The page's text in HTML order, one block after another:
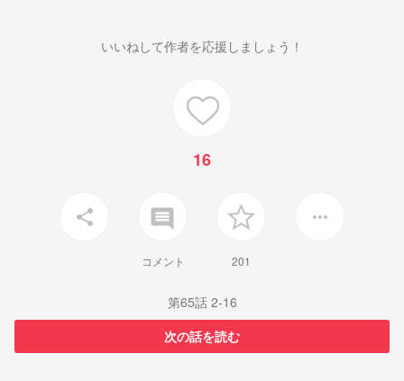
いいねして作者を応援しましょう！
16
share insert_comment
コメント 201
more_horiz
第65話 2-16
次の話を読む